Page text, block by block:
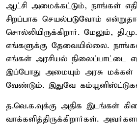
ஆட்சி அமைக்கட்டும், நாங்கள்
சிறப்பாக செயல்படுவோம்
சொல்லியிருக்கிறார். மேலும்,
எங்களுக்கு தேவையில்லை. நாங்கள்
எங்கள் அரசியல் நிலைப்பாட்டை
இப்போது அமையும் அரசு மக்கள்
வேண்டும். இதுவே
த.வெ.க.வுக்கு அதிக இடங்கள்
வாக்களித்திருக்கிறார்கள்.